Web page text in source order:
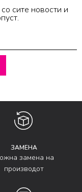
сите новости и
ЗАМЕНА
замена на
производот